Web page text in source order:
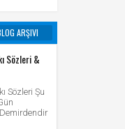
ARŞIVI
Sözleri &
Sözleri Şu